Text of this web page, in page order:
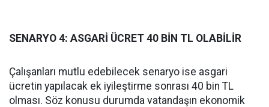
SENARYO 4: ASGARİ ÜCRET 40 BİN TL OLABİLİR
Çalışanları mutlu edebilecek senaryo ise asgari
ücretin yapılacak ek iyileştirme sonrası 40 bin TL
olması. Söz konusu durumda vatandaşın ekonomik